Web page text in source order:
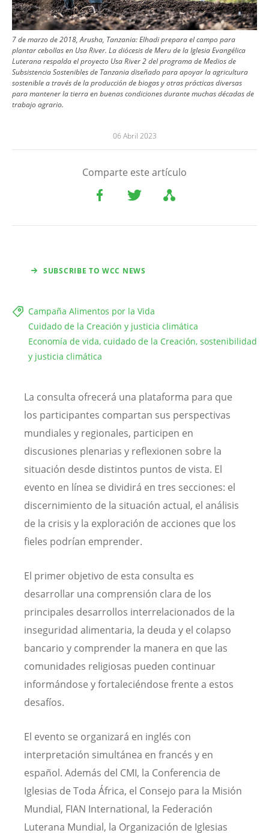
7 de marzo de 2018, Arusha, Tanzania: Elhadi prepara el campo para
plantar cebollas en Usa River. La diócesis de Meru de la Iglesia Evangélica
Luterana respalda el proyecto Usa River 2 del programa de Medios de
Subsistencia Sostenibles de Tanzania diseñado para apoyar la agricultura
sostenible a través de la producción de biogas y otras prácticas diversas
para mantener la tierra en buenas condiciones durante muchas décadas de
trabajo agrario.
06 Abril 2023
Comparte este artículo
SUBSCRIBE TO WCC NEWS
Campaña Alimentos por la Vida
Cuidado de la Creación y justicia climática
Economía de vida, cuidado de la Creación, sostenibilidad
y justicia climática
La consulta ofrecerá una plataforma para que
los participantes compartan sus perspectivas
mundiales y regionales, participen en
discusiones plenarias y reflexionen sobre la
situación desde distintos puntos de vista. El
evento en línea se dividirá en tres secciones: el
discernimiento de la situación actual, el análisis
de la crisis y la exploración de acciones que los
fieles podrían emprender.
El primer objetivo de esta consulta es
desarrollar una comprensión clara de los
principales desarrollos interrelacionados de la
inseguridad alimentaria, la deuda y el colapso
bancario y comprender la manera en que las
comunidades religiosas pueden continuar
informándose y fortaleciéndose frente a estos
desafíos.
El evento se organizará en inglés con
interpretación simultánea en francés y en
español. Además del CMI, la Conferencia de
Iglesias de Toda África, el Consejo para la Misión
Mundial, FIAN International, la Federación
Luterana Mundial, la Organización de Iglesias